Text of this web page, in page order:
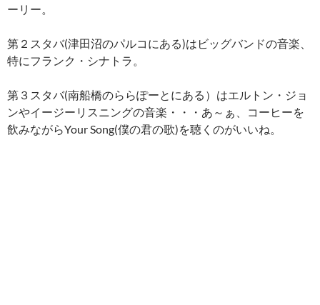
ーリー。
第２スタバ(津田沼のパルコにある)はビッグバンドの音楽、
特にフランク・シナトラ。
第３スタバ(南船橋のららぽーとにある）はエルトン・ジョ
ンやイージーリスニングの音楽・・・あ～ぁ、コーヒーを
飲みながらYour Song(僕の君の歌)を聴くのがいいね。